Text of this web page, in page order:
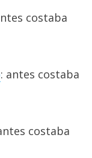
costaba
: antes costaba
costaba